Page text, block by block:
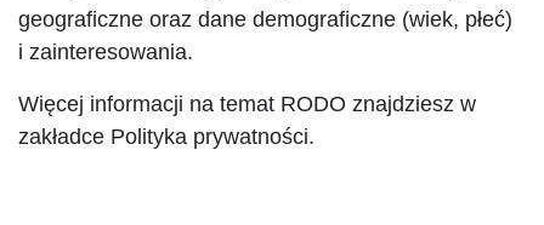
geograficzne oraz dane demograficzne (wiek, płeć)
i zainteresowania.
Więcej informacji na temat RODO znajdziesz w
zakładce Polityka prywatności.